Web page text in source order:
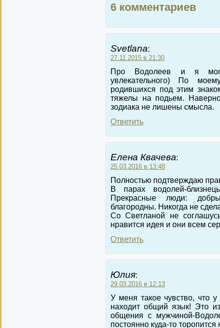
6 комментариев
Svetlana:
27.11.2015 в 21:30
Про Водолеев и я могу
увлекательного) По
родившихся под этим
тяжелы на подьем.
зодиака не лишены смысла.
Ответить
Елена Квачева:
25.03.2016 в 13:48
Полностью подтверждаю
В парах водолей-
Прекрасные люди:
благородны. Никогда не
Со Светланой не
нравится идея и они всем
Ответить
Юлия:
29.03.2016 в 12:13
У меня такое чувство, что
находит общий язык! Это
общения с мужчиной-
постоянно куда-то